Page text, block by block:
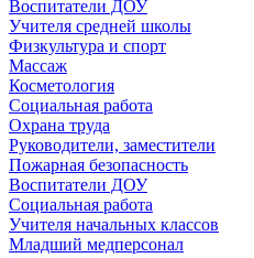
Воспитатели ДОУ
Учителя средней школы
Физкультура и спорт
Массаж
Косметология
Социальная работа
Охрана труда
Руководители, заместители
Пожарная безопасность
Воспитатели ДОУ
Социальная работа
Учителя начальных классов
Младший медперсонал